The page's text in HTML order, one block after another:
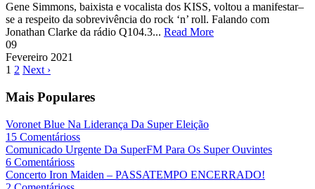
Gene Simmons, baixista e vocalista dos KISS, voltou a manifestar–
se a respeito da sobrevivência do rock ‘n’ roll. Falando com
Jonathan Clarke da rádio Q104.3... Read More
09
Fevereiro 2021
1 2 Next ›
Mais Populares
Voronet Blue Na Liderança Da Super Eleição
15 Comentárioss
Comunicado Urgente Da SuperFM Para Os Super Ouvintes
6 Comentárioss
Concerto Iron Maiden – PASSATEMPO ENCERRADO!